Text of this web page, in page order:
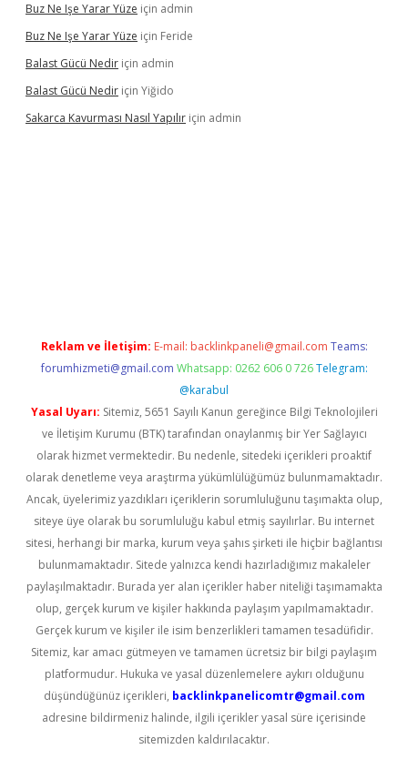
Buz Ne Işe Yarar Yüze için admin
Buz Ne Işe Yarar Yüze için Feride
Balast Gücü Nedir için admin
Balast Gücü Nedir için Yiğido
Sakarca Kavurması Nasıl Yapılır için admin
Reklam ve İletişim: E-mail: backlinkpaneli@gmail.com Teams:
forumhizmeti@gmail.com Whatsapp: 0262 606 0 726 Telegram:
@karabul
Yasal Uyarı: Sitemiz, 5651 Sayılı Kanun gereğince Bilgi Teknolojileri
ve İletişim Kurumu (BTK) tarafından onaylanmış bir Yer Sağlayıcı
olarak hizmet vermektedir. Bu nedenle, sitedeki içerikleri proaktif
olarak denetleme veya araştırma yükümlülüğümüz bulunmamaktadır.
Ancak, üyelerimiz yazdıkları içeriklerin sorumluluğunu taşımakta olup,
siteye üye olarak bu sorumluluğu kabul etmiş sayılırlar. Bu internet
sitesi, herhangi bir marka, kurum veya şahıs şirketi ile hiçbir bağlantısı
bulunmamaktadır. Sitede yalnızca kendi hazırladığımız makaleler
paylaşılmaktadır. Burada yer alan içerikler haber niteliği taşımamakta
olup, gerçek kurum ve kişiler hakkında paylaşım yapılmamaktadır.
Gerçek kurum ve kişiler ile isim benzerlikleri tamamen tesadüfidir.
Sitemiz, kar amacı gütmeyen ve tamamen ücretsiz bir bilgi paylaşım
platformudur. Hukuka ve yasal düzenlemelere aykırı olduğunu
düşündüğünüz içerikleri, backlinkpanelicomtr@gmail.com
adresine bildirmeniz halinde, ilgili içerikler yasal süre içerisinde
sitemizden kaldırılacaktır.